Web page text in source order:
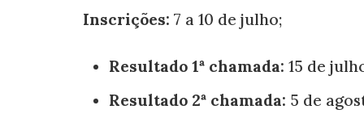
Inscrições: 7 a 10 de julho;
Resultado 1ª chamada: 15 de
Resultado 2ª chamada: 5 de